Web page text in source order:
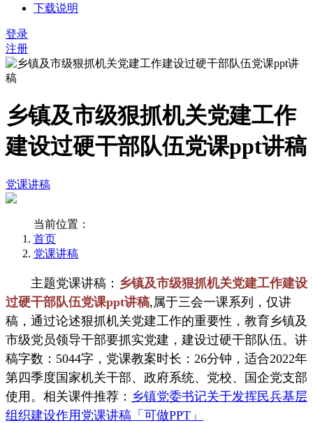
下载说明
登录
注册
乡镇及市级狠抓机关党建工作
建设过硬干部队伍党课ppt讲稿
党课讲稿
当前位置：
首页
党课讲稿
主题党课讲稿： 乡镇及市级狠抓机关党建工作建设
过硬干部队伍党课ppt讲稿,属于三会一课系列，仅讲
稿，通过论述狠抓机关党建工作的重要性，教育乡镇及
市级党员领导干部要抓实党建，建设过硬干部队伍。讲
稿字数：5044字，党课教案时长：26分钟，适合2022年
第四季度国家机关干部、政府系统、党校、国企党支部
使用。相关课件推荐： 乡镇党委书记关于发挥民兵基层
组织建设作用党课讲稿「可做PPT」